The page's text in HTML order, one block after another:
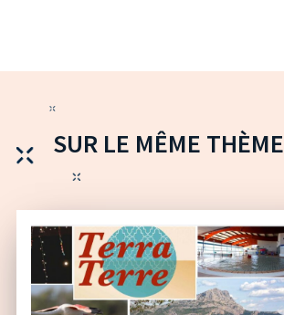
SUR LE MÊME THÈME